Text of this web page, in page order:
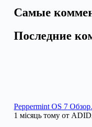
Самые
Последние
Peppermint OS 7
1 місяць тому от